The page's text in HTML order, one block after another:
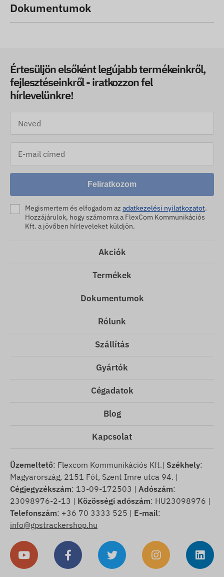
Dokumentumok
Értesüljön elsőként legújabb termékeinkről,
fejlesztéseinkről - iratkozzon fel
hírlevelünkre!
Feliratkozom
Megismertem és elfogadom az adatkezelési nyilatkozatot.
Hozzájárulok, hogy számomra a FlexCom Kommunikációs
Kft. a jövőben hírleveleket küldjön.
Akciók
Termékek
Dokumentumok
Rólunk
Szállítás
Gyártók
Cégadatok
Blog
Kapcsolat
Üzemeltető: Flexcom Kommunikációs Kft.| Székhely:
Magyarország, 2151 Fót, Szent Imre utca 94. |
Cégjegyzékszám: 13-09-172503 | Adószám:
23098976-2-13 | Közösségi adószám: HU23098976 |
Telefonszám: +36 70 3333 525 | E-mail:
info@gpstrackershop.hu